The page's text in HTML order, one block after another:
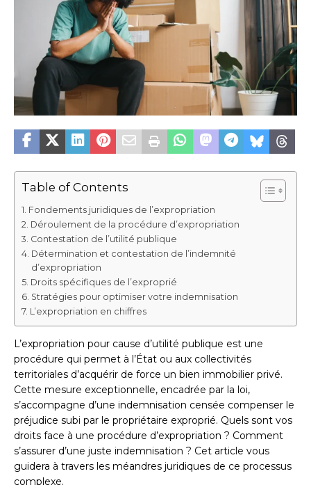
Table of Contents
Fondements juridiques de l’expropriation
Déroulement de la procédure d’expropriation
Contestation de l’utilité publique
Détermination et contestation de l’indemnité
d’expropriation
Droits spécifiques de l’exproprié
Stratégies pour optimiser votre indemnisation
L’expropriation en chiffres
L’expropriation pour cause d’utilité publique est une
procédure qui permet à l’État ou aux collectivités
territoriales d’acquérir de force un bien immobilier privé.
Cette mesure exceptionnelle, encadrée par la loi,
s’accompagne d’une indemnisation censée compenser le
préjudice subi par le propriétaire exproprié. Quels sont vos
droits face à une procédure d’expropriation ? Comment
s’assurer d’une juste indemnisation ? Cet article vous
guidera à travers les méandres juridiques de ce processus
complexe.